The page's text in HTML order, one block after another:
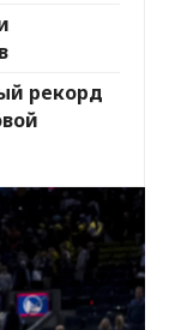
рекорд